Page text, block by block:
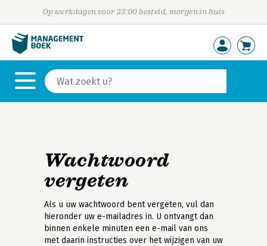
Op werkdagen voor 23:00 besteld, morgen in huis
Wachtwoord
vergeten
Als u uw wachtwoord bent vergeten, vul dan
hieronder uw e-mailadres in. U ontvangt dan
binnen enkele minuten een e-mail van ons
met daarin instructies over het wijzigen van uw